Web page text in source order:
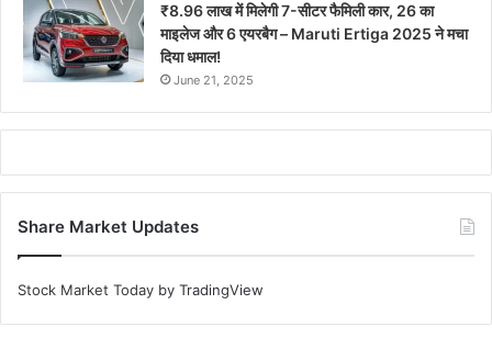
₹8.96 लाख में मिलेगी 7-सीटर फैमिली कार, 26 का
माइलेज और 6 एयरबैग – Maruti Ertiga 2025 ने मचा
दिया धमाल!
June 21, 2025
Share Market Updates
Stock Market Today by TradingView